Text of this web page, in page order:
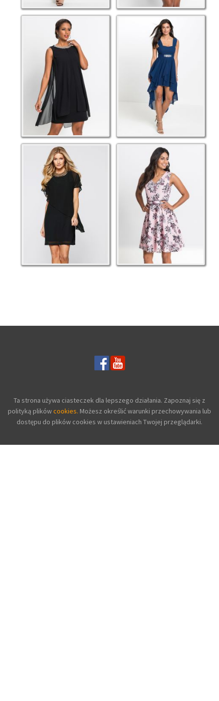
Ta strona używa ciasteczek dla lepszego działania. Zapoznaj się z
polityką plikówcookies. Możesz określić warunki przechowywania lub
dostępu do plików cookies w ustawieniach Twojej przeglądarki.